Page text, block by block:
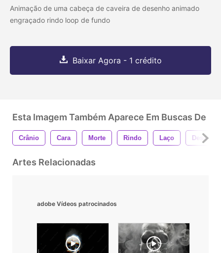
Animação de uma cabeça de caveira de desenho animado
engraçado rindo loop de fundo
Baixar Agora - 1 crédito
Esta Imagem Também Aparece Em Buscas De
Crânio Cara Morte Rindo Laço Desatado
Artes Relacionadas
adobe Vídeos patrocinados